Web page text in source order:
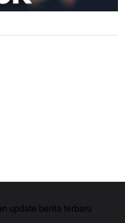
update berita terbaru